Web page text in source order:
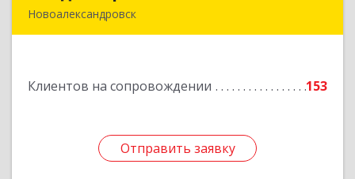
Новоалександровск
Клиентов на сопровождении 153
Отправить заявку
Подробнее
Отправить заявку